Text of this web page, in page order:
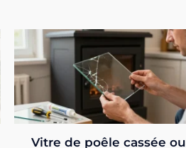
Vitre de poêle cassée ou